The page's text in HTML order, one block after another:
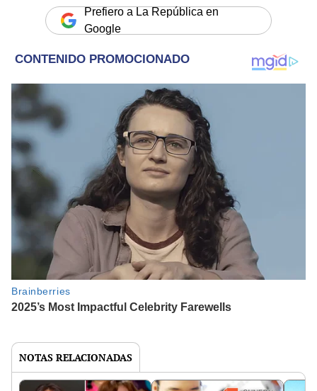
Prefiero a La República en
Google
NOTAS RELACIONADAS